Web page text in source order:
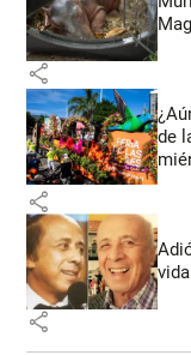
share
de
share
share